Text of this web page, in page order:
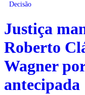
Decisão
Justiça
Roberto
Wagner
antecipada